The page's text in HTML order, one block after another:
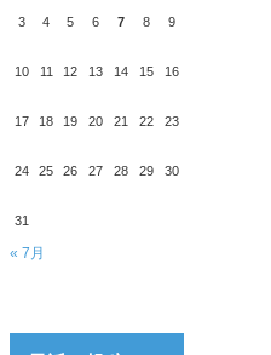
3 4 5 6 7 8 9
10 11 12 13 14 15 16
17 18 19 20 21 22 23
24 25 26 27 28 29 30
31
« 7月